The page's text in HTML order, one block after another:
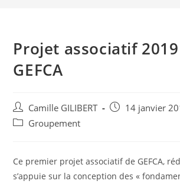
Projet associatif
GEFCA
Auteur/autrice
de
Camille GILIBERT
Post14 janvier
PostGroupement
Ce premier projet associatif de GEFCA,
s’appuie sur la conception des «